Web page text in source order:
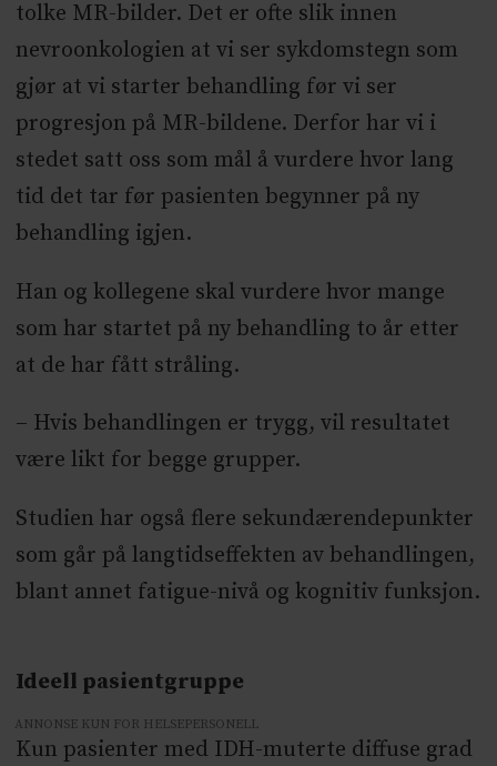
tolke MR-bilder. Det er ofte slik innen
nevroonkologien at vi ser sykdomstegn som
gjør at vi starter behandling før vi ser
progresjon på MR-bildene. Derfor har vi i
stedet satt oss som mål å vurdere hvor lang
tid det tar før pasienten begynner på ny
behandling igjen.
Han og kollegene skal vurdere hvor mange
som har startet på ny behandling to år etter
at de har fått stråling.
– Hvis behandlingen er trygg, vil resultatet
være likt for begge grupper.
Studien har også flere sekundærendepunkter
som går på langtidseffekten av behandlingen,
blant annet fatigue-nivå og kognitiv funksjon.
Ideell pasientgruppe
ANNONSE KUN FOR HELSEPERSONELL
Kun pasienter med IDH-muterte diffuse grad